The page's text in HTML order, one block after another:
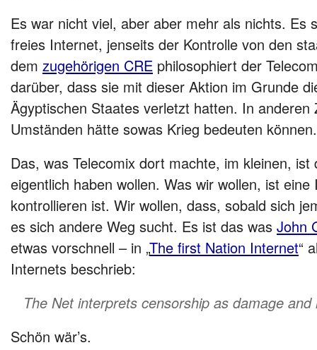
Es war nicht viel, aber aber mehr als nichts. Es
freies Internet, jenseits der Kontrolle von den
dem zugehörigen CRE philosophiert der
darüber, dass sie mit dieser Aktion im Grunde
Ägyptischen Staates verletzt hatten. In anderen
Umständen hätte sowas Krieg bedeuten können.
Das, was Telecomix dort machte, im kleinen, ist
eigentlich haben wollen. Was wir wollen, ist
kontrollieren ist. Wir wollen, dass, sobald sich
es sich andere Weg sucht. Es ist das was John
etwas vorschnell – in „The first Nation Internet“
Internets beschrieb:
The Net interprets censorship as damage
Schön wär’s.